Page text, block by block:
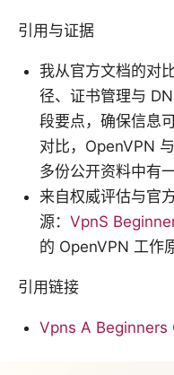
引用与证据
我从官方文档的对
径、证书管理与
段要点，确保信息
对比，OpenVPN
多份公开资料中有
来自权威评估与官
源： VpnS
的 OpenVPN 工作
引用链接
Vpns A Beginners